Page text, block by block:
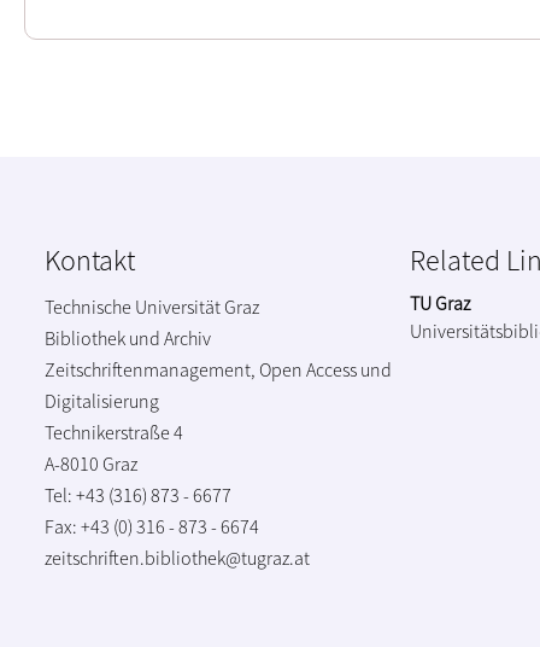
Kontakt
Technische Universität Graz
Bibliothek und Archiv
Zeitschriftenmanagement, Open Access und
Digitalisierung
Technikerstraße 4
A-8010 Graz
Tel: +43 (316) 873 - 6677
Fax: +43 (0) 316 - 873 - 6674
zeitschriften.bibliothek@tugraz.at
Related
TU Graz